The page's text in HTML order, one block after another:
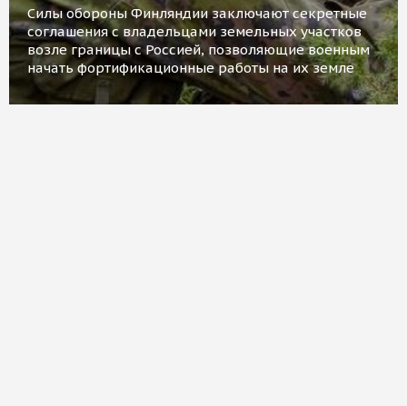
Силы обороны Финляндии заключают секретные
соглашения с владельцами земельных участков
возле границы с Россией, позволяющие военным
начать фортификационные работы на их земле